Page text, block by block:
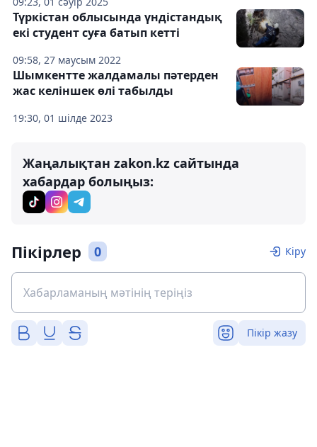
09:58, 27 маусым 2022
Түркістан облысында үндістандық
екі студент суға батып кетті
19:30, 01 шілде 2023
Шымкентте жалдамалы пәтерден
жас келіншек өлі табылды
Жаңалықтан zakon.kz сайтында
хабардар болыңыз:
Пікірлер 0 Кіру
Пікір жазу